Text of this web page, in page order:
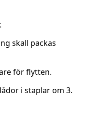
skall packas
för flytten.
i staplar om 3.